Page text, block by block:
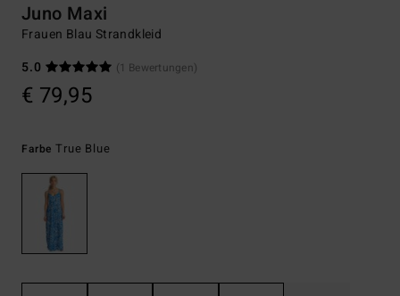
Juno Maxi
Frauen Blau Strandkleid
5.0
(1 Bewertungen)
€ 79,95
FarbeTrue Blue